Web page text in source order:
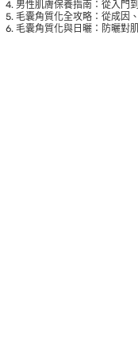
男性肌膚保養指南：從入門
毛囊角質化全攻略：從成因
毛囊角質化與日曬：防曬對